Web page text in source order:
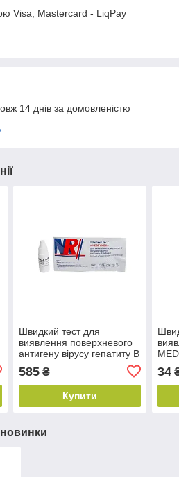
Visa, Mastercard - LiqPay
14 днів за домовленістю
Швидкий тест для
виявлення поверхневого
антигену вірусу гепатиту B
(НВsag), MEDRYNOK (25
шт./уп.)
585₴
Купити
34
новинки